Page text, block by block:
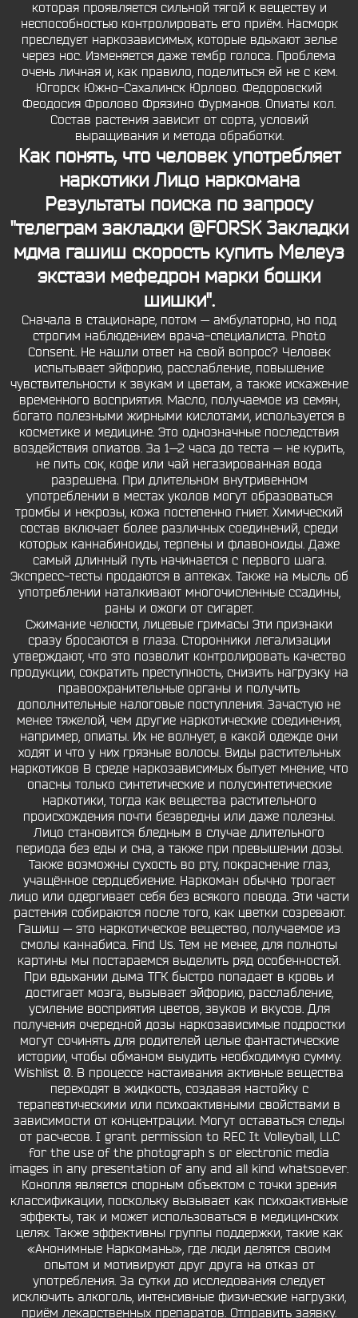
которая проявляется сильной тягой к веществу и
неспособностью контролировать его приём. Насморк
преследует наркозависимых, которые вдыхают зелье
через нос. Изменяется даже тембр голоса. Проблема
очень личная и, как правило, поделиться ей не с кем.
Югорск Южно-Сахалинск Юрлово. Федоровский
Феодосия Фролово Фрязино Фурманов. Опиаты кол.
Состав растения зависит от сорта, условий
выращивания и метода обработки.
Как понять, что человек употребляет
наркотики Лицо наркомана
Результаты поиска по запросу
"телеграм закладки @FORSK Закладки
мдма гашиш скорость купить Мелеуз
экстази мефедрон марки бошки
шишки".
Сначала в стационаре, потом — амбулаторно, но под
строгим наблюдением врача-специалиста. Photo
Consent. Не нашли ответ на свой вопрос? Человек
испытывает эйфорию, расслабление, повышение
чувствительности к звукам и цветам, а также искажение
временного восприятия. Масло, получаемое из семян,
богато полезными жирными кислотами, используется в
косметике и медицине. Это однозначные последствия
воздействия опиатов. За 1—2 часа до теста — не курить,
не пить сок, кофе или чай негазированная вода
разрешена. При длительном внутривенном
употреблении в местах уколов могут образоваться
тромбы и некрозы, кожа постепенно гниет. Химический
состав включает более различных соединений, среди
которых каннабиноиды, терпены и флавоноиды. Даже
самый длинный путь начинается с первого шага.
Экспресс-тесты продаются в аптеках. Также на мысль об
употреблении наталкивают многочисленные ссадины,
раны и ожоги от сигарет.
Сжимание челюсти, лицевые гримасы Эти признаки
сразу бросаются в глаза. Сторонники легализации
утверждают, что это позволит контролировать качество
продукции, сократить преступность, снизить нагрузку на
правоохранительные органы и получить
дополнительные налоговые поступления. Зачастую не
менее тяжелой, чем другие наркотические соединения,
например, опиаты. Их не волнует, в какой одежде они
ходят и что у них грязные волосы. Виды растительных
наркотиков В среде наркозависимых бытует мнение, что
опасны только синтетические и полусинтетические
наркотики, тогда как вещества растительного
происхождения почти безвредны или даже полезны.
Лицо становится бледным в случае длительного
периода без еды и сна, а также при превышении дозы.
Также возможны сухость во рту, покраснение глаз,
учащённое сердцебиение. Наркоман обычно трогает
лицо или одергивает себя без всякого повода. Эти части
растения собираются после того, как цветки созревают.
Гашиш — это наркотическое вещество, получаемое из
смолы каннабиса. Find Us. Тем не менее, для полноты
картины мы постараемся выделить ряд особенностей.
При вдыхании дыма ТГК быстро попадает в кровь и
достигает мозга, вызывает эйфорию, расслабление,
усиление восприятия цветов, звуков и вкусов. Для
получения очередной дозы наркозависимые подростки
могут сочинять для родителей целые фантастические
истории, чтобы обманом выудить необходимую сумму.
Wishlist 0. В процессе настаивания активные вещества
переходят в жидкость, создавая настойку с
терапевтическими или психоактивными свойствами в
зависимости от концентрации. Могут оставаться следы
от расчесов. I grant permission to REC It Volleyball, LLC
for the use of the photograph s or electronic media
images in any presentation of any and all kind whatsoever.
Конопля является спорным объектом с точки зрения
классификации, поскольку вызывает как психоактивные
эффекты, так и может использоваться в медицинских
целях. Также эффективны группы поддержки, такие как
«Анонимные Наркоманы», где люди делятся своим
опытом и мотивируют друг друга на отказ от
употребления. За сутки до исследования следует
исключить алкоголь, интенсивные физические нагрузки,
приём лекарственных препаратов. Отправить заявку.